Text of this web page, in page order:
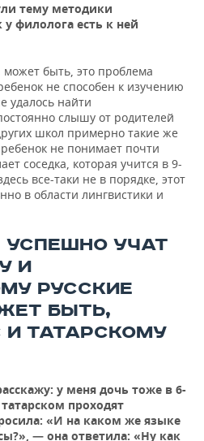
тему методики
у филолога есть к ней
быть, это проблема
не способен к изучению
удалось найти
слышу от родителей
школ примерно такие же
не понимает почти
соседка, которая учится в 9-
все-таки не в порядке, этот
в области лингвистики и
УСПЕШНО УЧАТ
И
РУССКИЕ
БЫТЬ,
И ТАТАРСКОМУ
у меня дочь тоже в 6-
проходят
«И на каком же языке
— она ответила: «Ну как